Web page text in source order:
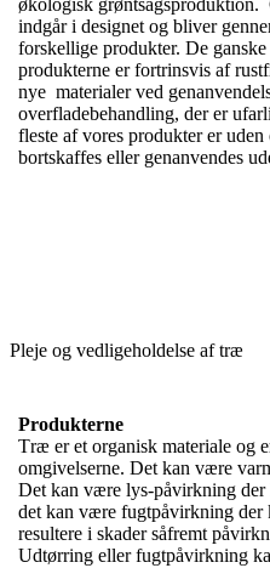
indgår i designet og bliver
forskellige produkter. De
produkterne er fortrinsvis af
nye materialer ved
overfladebehandling, der er
fleste af vores produkter er
bortskaffes eller genanvendes
Pleje og vedligeholdelse af træ
Produkterne
Træ er et organisk materiale og
omgivelserne. Det kan være
Det kan være lys-påvirkning
det kan være fugtpåvirkning
resultere i skader såfremt
Udtørring eller fugtpåvirkning